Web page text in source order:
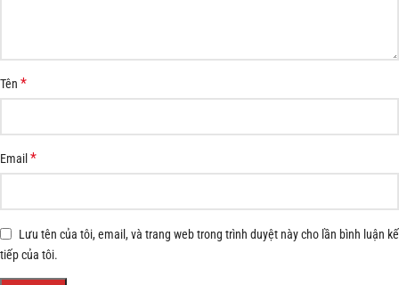
Tên *
Email*
Lưu tên của tôi, email, và trang web trong trình duyệt này cho lần bình luận kế
tiếp của tôi.